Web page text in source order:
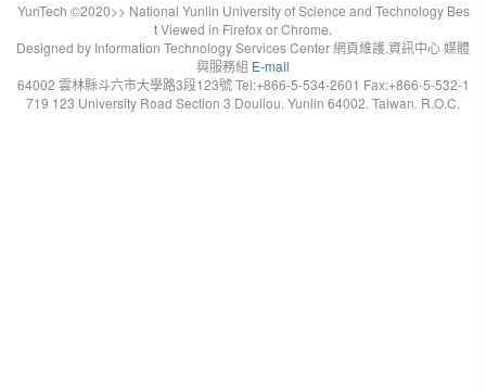
YunTech ©2020>> National Yunlin University of Science and Technology Bes
t Viewed in Firefox or Chrome.
Designed by Information Technology Services Center 網頁維護.資訊中心 媒體
與服務組 E-mail
64002 雲林縣斗六市大學路3段123號 Tel:+866-5-534-2601 Fax:+866-5-532-1
719 123 University Road Section 3 Douliou. Yunlin 64002. Taiwan. R.O.C.